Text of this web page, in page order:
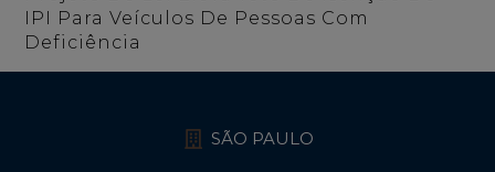
IPI Para Veículos De Pessoas Com
Deficiência
SÃO PAULO